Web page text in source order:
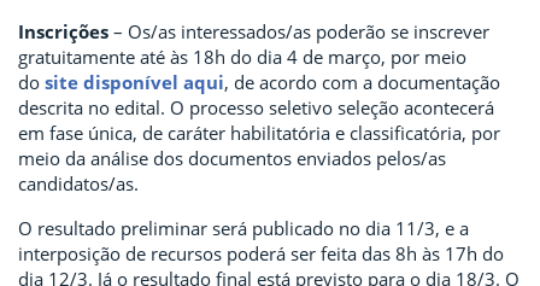
Inscrições – Os/as interessados/as poderão se inscrever
gratuitamente até às 18h do dia 4 de março, por meio
do site disponível aqui, de acordo com a documentação
descrita no edital. O processo seletivo seleção acontecerá
em fase única, de caráter habilitatória e classificatória, por
meio da análise dos documentos enviados pelos/as
candidatos/as.
O resultado preliminar será publicado no dia 11/3, e a
interposição de recursos poderá ser feita das 8h às 17h do
dia 12/3. Já o resultado final está previsto para o dia 18/3. O